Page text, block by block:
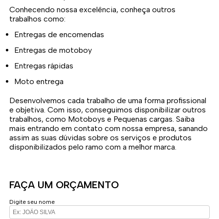
Conhecendo nossa excelência, conheça outros
trabalhos como:
Entregas de encomendas
Entregas de motoboy
Entregas rápidas
Moto entrega
Desenvolvemos cada trabalho de uma forma profissional
e objetiva. Com isso, conseguimos disponibilizar outros
trabalhos, como Motoboys e Pequenas cargas. Saiba
mais entrando em contato com nossa empresa, sanando
assim as suas dúvidas sobre os serviços e produtos
disponibilizados pelo ramo com a melhor marca.
FAÇA UM ORÇAMENTO
Digite seu nome